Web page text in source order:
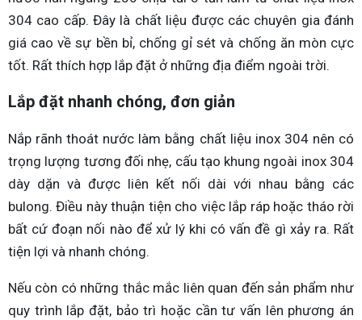
304 cao cấp. Đây là chất liệu được các chuyên gia đánh
giá cao về sự bền bỉ, chống gỉ sét và chống ăn mòn cực
tốt. Rất thích hợp lắp đặt ở những địa điểm ngoài trời.
Lắp đặt nhanh chóng, đơn giản
Nắp rãnh thoát nước làm bằng chất liệu inox 304 nên có
trọng lượng tương đối nhẹ, cấu tạo khung ngoài inox 304
dày dặn và được liên kết nối dài với nhau bằng các
bulong. Điều này thuận tiện cho việc lắp ráp hoặc tháo rời
bất cứ đoạn nối nào để xử lý khi có vấn đề gì xảy ra. Rất
tiện lợi và nhanh chóng.
Nếu còn có những thắc mắc liên quan đến sản phẩm như
quy trình lắp đặt, bảo trì hoặc cần tư vấn lên phương án